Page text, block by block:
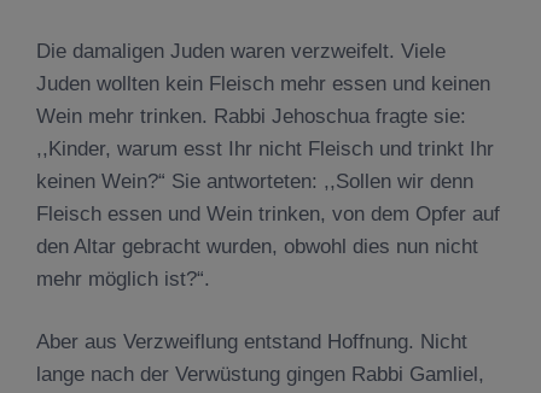
Die damaligen Juden waren verzweifelt. Viele
Juden wollten kein Fleisch mehr essen und keinen
Wein mehr trinken. Rabbi Jehoschua fragte sie:
,,Kinder, warum esst Ihr nicht Fleisch und trinkt Ihr
keinen Wein?“ Sie antworteten: ,,Sollen wir denn
Fleisch essen und Wein trinken, von dem Opfer auf
den Altar gebracht wurden, obwohl dies nun nicht
mehr möglich ist?“.
Aber aus Verzweiflung entstand Hoffnung. Nicht
lange nach der Verwüstung gingen Rabbi Gamliel,